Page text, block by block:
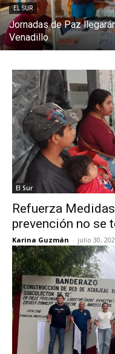
EL SUR
Jornadas de Paz
Venadillo
El Sur
Refuerza
prevención no se
Karina Guzmán - julio 30,